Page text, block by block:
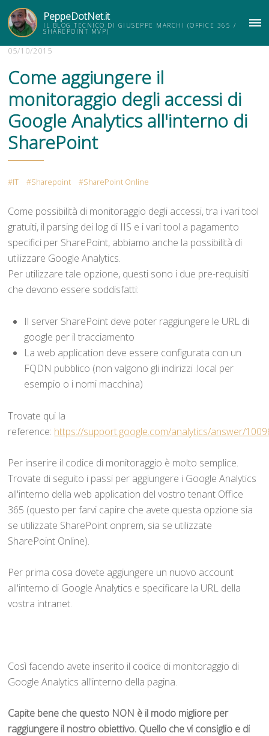
PeppeDotNet.it
IL BLOG TECNICO DI GIUSEPPE MARCHI (OFFICE 365 /
SHAREPOINT MVP)
05/10/2015
Come aggiungere il
monitoraggio degli accessi di
Google Analytics all'interno di
SharePoint
IT Sharepoint SharePoint Online
Come possibilità di monitoraggio degli accessi, tra i vari tool
gratuiti, il parsing dei log di IIS e i vari tool a pagamento
specifici per SharePoint, abbiamo anche la possibilità di
utilizzare Google Analytics.
Per utilizzare tale opzione, questi sono i due pre-requisiti
che devono essere soddisfatti:
Il server SharePoint deve poter raggiungere le URL di
google per il tracciamento
La web application deve essere configurata con un
FQDN pubblico (non valgono gli indirizzi .local per
esempio o i nomi macchina)
Trovate qui la
reference: https://support.google.com/analytics/answer/
Per inserire il codice di monitoraggio è molto semplice.
Trovate di seguito i passi per aggiungere i Google Analytics
all'interno della web application del vostro tenant Office
365 (questo per farvi capire che avete questa opzione sia
se utilizzate SharePoint onprem, sia se utilizzate
SharePoint Online).
Per prima cosa dovete aggiungere un nuovo account
all'interno di Google Analytics e specificare la URL della
vostra intranet.
Così facendo avete inserito il codice di monitoraggio di
Google Analytics all'interno della pagina.
Capite bene che questo NON è il modo migliore per
raggiungere il nostro obiettivo. Quello che vi consiglio e di